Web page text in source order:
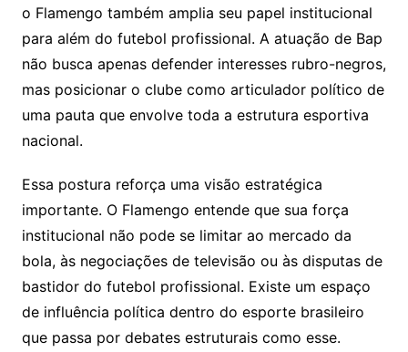
o Flamengo também amplia seu papel institucional
para além do futebol profissional. A atuação de Bap
não busca apenas defender interesses rubro-negros,
mas posicionar o clube como articulador político de
uma pauta que envolve toda a estrutura esportiva
nacional.
Essa postura reforça uma visão estratégica
importante. O Flamengo entende que sua força
institucional não pode se limitar ao mercado da
bola, às negociações de televisão ou às disputas de
bastidor do futebol profissional. Existe um espaço
de influência política dentro do esporte brasileiro
que passa por debates estruturais como esse.